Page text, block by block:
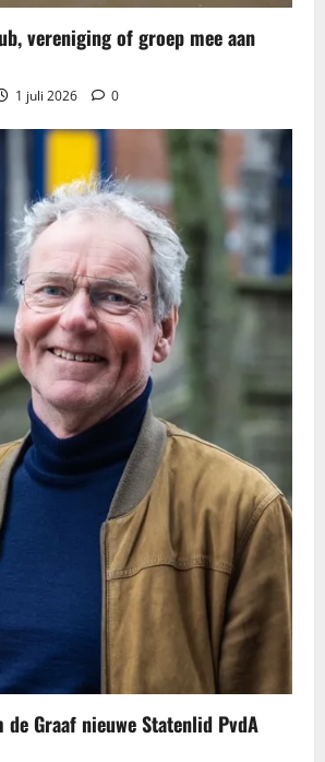
vereniging of groep mee aan
1 juli 2026 0
Graaf nieuwe Statenlid PvdA